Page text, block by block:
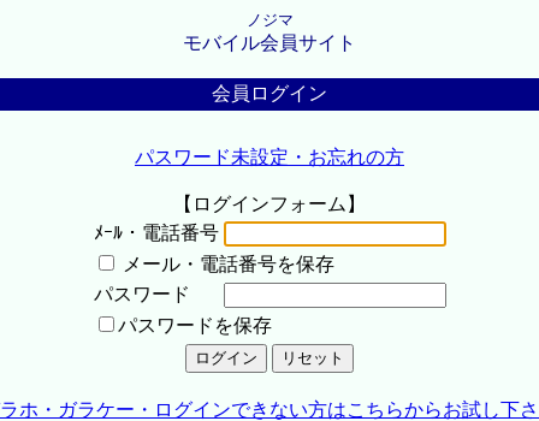
ノジマ
モバイル会員サイト
会員ログイン
パスワード未設定・お忘れの方
【ログインフォーム】
ﾒｰﾙ・電話番号
メール・電話番号を保存
パスワード
パスワードを保存
ホ・ガラケー・ログインできない方はこちらからお試し下